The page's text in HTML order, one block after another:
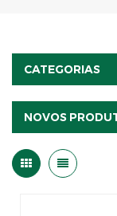
CATEGORIAS
NOVOS